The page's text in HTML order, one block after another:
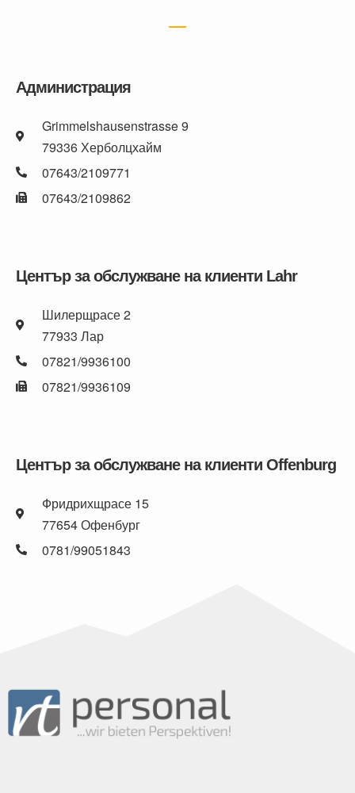
Администрация
Grimmelshausenstrasse 9
79336 Херболцхайм
07643/2109771
07643/2109862
Център за обслужване на клиенти Lahr
Шилерщрасе 2
77933 Лар
07821/9936100
07821/9936109
Център за обслужване на клиенти Offenburg
Фридрихщрасе 15
77654 Офенбург
0781/99051843